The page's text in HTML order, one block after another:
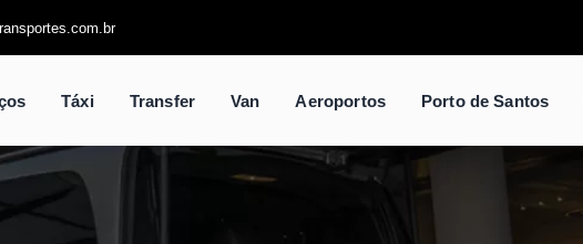
Táxi Transfer Van Aeroportos Porto de Santos